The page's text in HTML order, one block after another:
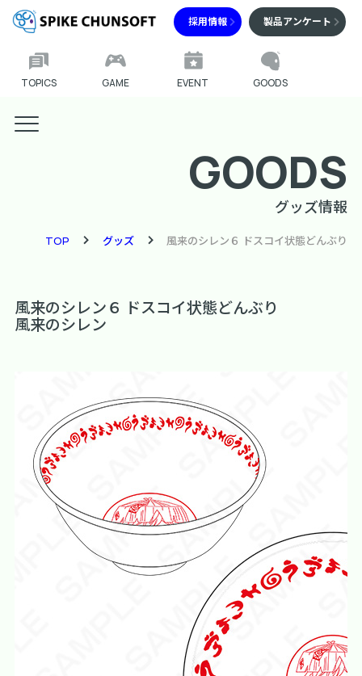
採用情報 製品アンケート
TOPICS GAME EVENT GOODS
GOODS
グッズ情報
TOP グッズ 風来のシレン６ ドスコイ状態どんぶり
風来のシレン６ ドスコイ状態どんぶり
風来のシレン